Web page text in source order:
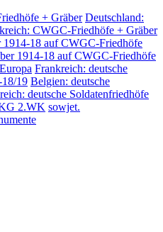
+ Gräber Deutschland:
CWGC-Friedhöfe + Gräber
1914-18 auf CWGC-Friedhöfe
1914-18 auf CWGC-Friedhöfe
Frankreich: deutsche
19 Belgien: deutsche
deutsche Soldatenfriedhöfe
2.WK sowjet.